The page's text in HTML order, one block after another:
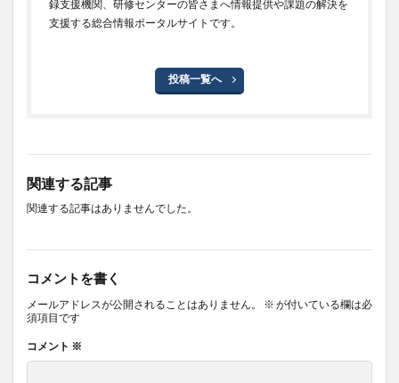
録支援機関、研修センターの皆さまへ情報提供や課題の解決を
支援する総合情報ポータルサイトです。
投稿一覧へ
関連する記事
関連する記事はありませんでした。
コメントを書く
メールアドレスが公開されることはありません。 ※ が付いている欄は必
須項目です
コメント ※